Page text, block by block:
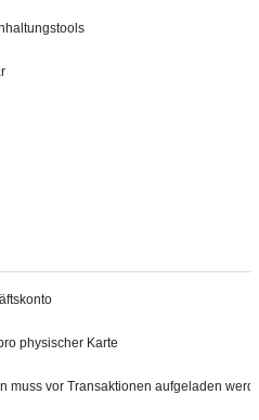
physischer Karte
muss vor Transaktionen aufgeladen